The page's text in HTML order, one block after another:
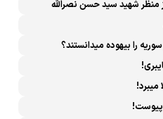
منظر شهید سید حسن نصرالله
را بیهوده میدانستند؟
میبرد!
پیوست!